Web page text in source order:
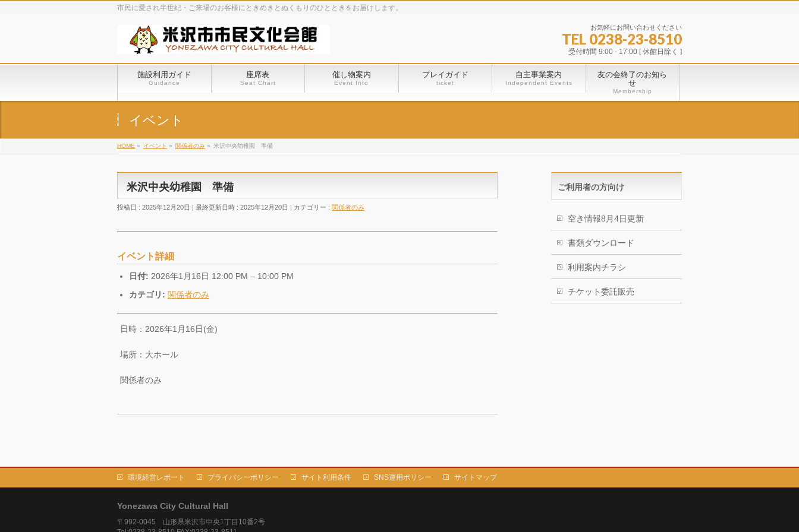
市民に愛され半世紀・ご来場のお客様にときめきとぬくもりのひとときをお届けします。
お気軽にお問い合わせください
TEL 0238-23-8510
受付時間 9:00 - 17:00 [ 休館日除く ]
施設利用ガイド
Guidance
座席表
Seat Chart
催し物案内
Event Info
プレイガイド
ticket
自主事業案内
Independent Events
友の会終了のお知ら
せ
Membership
イベント
HOME » イベント » 関係者のみ » 米沢中央幼稚園 準備
米沢中央幼稚園 準備
投稿日 : 2025年12月20日 最終更新日時 : 2025年12月20日 カテゴリー : 関係者のみ
イベント詳細
日付: 2026年1月16日 12:00 PM – 10:00 PM
カテゴリ: 関係者のみ
日時：2026年1月16日(金)
場所：大ホール
関係者のみ
ご利用者の方向け
空き情報8月4日更新
書類ダウンロード
利用案内チラシ
チケット委託販売
環境経営レポート プライバシーポリシー サイト利用条件 SNS運用ポリシー サイトマップ
Yonezawa City Cultural Hall
〒992-0045 山形県米沢市中央1丁目10番2号